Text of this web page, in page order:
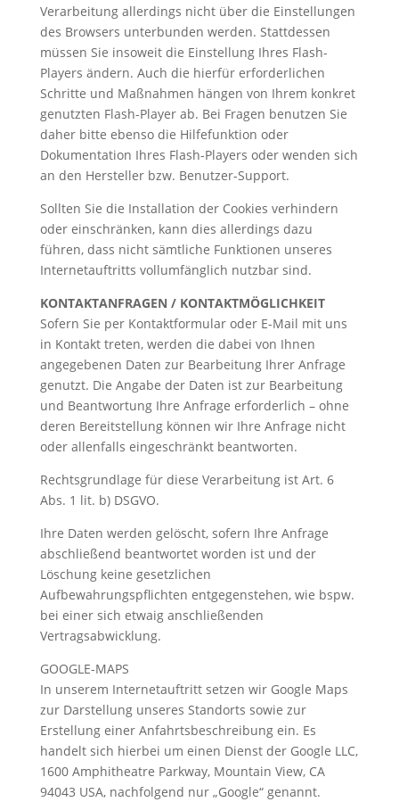
Verarbeitung allerdings nicht über die Einstellungen
des Browsers unterbunden werden. Stattdessen
müssen Sie insoweit die Einstellung Ihres Flash-
Players ändern. Auch die hierfür erforderlichen
Schritte und Maßnahmen hängen von Ihrem konkret
genutzten Flash-Player ab. Bei Fragen benutzen Sie
daher bitte ebenso die Hilfefunktion oder
Dokumentation Ihres Flash-Players oder wenden sich
an den Hersteller bzw. Benutzer-Support.
Sollten Sie die Installation der Cookies verhindern
oder einschränken, kann dies allerdings dazu
führen, dass nicht sämtliche Funktionen unseres
Internetauftritts vollumfänglich nutzbar sind.
KONTAKTANFRAGEN / KONTAKTMÖGLICHKEIT
Sofern Sie per Kontaktformular oder E-Mail mit uns
in Kontakt treten, werden die dabei von Ihnen
angegebenen Daten zur Bearbeitung Ihrer Anfrage
genutzt. Die Angabe der Daten ist zur Bearbeitung
und Beantwortung Ihre Anfrage erforderlich – ohne
deren Bereitstellung können wir Ihre Anfrage nicht
oder allenfalls eingeschränkt beantworten.
Rechtsgrundlage für diese Verarbeitung ist Art. 6
Abs. 1 lit. b) DSGVO.
Ihre Daten werden gelöscht, sofern Ihre Anfrage
abschließend beantwortet worden ist und der
Löschung keine gesetzlichen
Aufbewahrungspflichten entgegenstehen, wie bspw.
bei einer sich etwaig anschließenden
Vertragsabwicklung.
GOOGLE-MAPS
In unserem Internetauftritt setzen wir Google Maps
zur Darstellung unseres Standorts sowie zur
Erstellung einer Anfahrtsbeschreibung ein. Es
handelt sich hierbei um einen Dienst der Google LLC,
1600 Amphitheatre Parkway, Mountain View, CA
94043 USA, nachfolgend nur „Google“ genannt.